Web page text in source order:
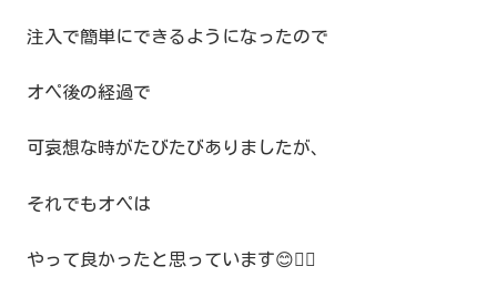
注入で簡単にできるようになったので
オペ後の経過で
可哀想な時がたびたびありましたが、
それでもオペは
やって良かったと思っています😊👍🏻